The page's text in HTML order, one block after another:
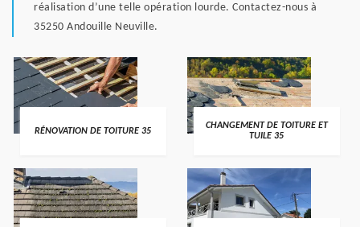
réalisation d’une telle opération lourde. Contactez-nous à
35250 Andouille Neuville.
RÉNOVATION DE TOITURE 35
CHANGEMENT DE TOITURE ET
TUILE 35